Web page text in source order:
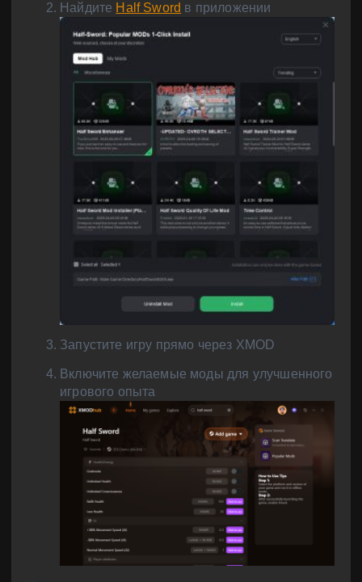
Найдите Half Sword в приложении
Запустите игру прямо через XMOD
Включите желаемые моды для улучшенного
игрового опыта